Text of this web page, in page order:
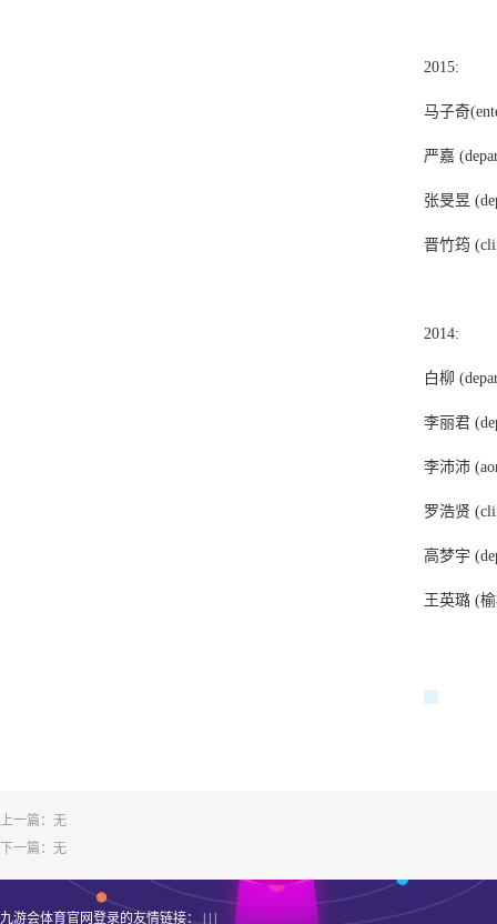
2015:
马子奇
严嘉
张旻昱
晋竹筠
2014:
白柳
李丽君
李沛沛
罗浩贤
高梦宇
王英璐 (
上一篇：无
下一篇：无
九游会体育官网登录的友情链接： | | |